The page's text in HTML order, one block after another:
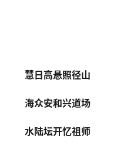
慧日高悬照径山
海众安和兴道场
水陆坛开忆祖师